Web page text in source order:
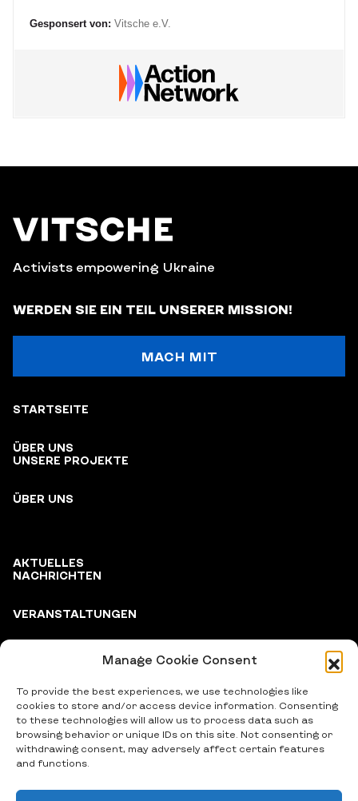
Manage Cookie Consent
To provide the best experiences, we use technologies like
cookies to store and/or access device information. Consenting
to these technologies will allow us to process data such as
browsing behavior or unique IDs on this site. Not consenting or
withdrawing consent, may adversely affect certain features
and functions.
Gesponsert von: Vitsche e.V.
Activists empowering Ukraine
WERDEN SIE EIN TEIL UNSERER MISSION!
MACH MIT
STARTSEITE
ÜBER UNS
UNSERE PROJEKTE
ÜBER UNS
AKTUELLES
NACHRICHTEN
VERANSTALTUNGEN